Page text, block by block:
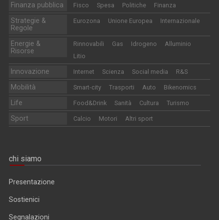
Finanza pubblica Fisco Spesa Politiche Finanza
Strategie &
Regole
Eurozona Unione Europea Internazionale
Energie &
Risorse
Rinnovabili Gas Idrogeno
Alluminio
Litio
Innovazione Internet Scienza Social media R&S
Mobilità Smart-city Trasporti Auto Bikenomics
Life Food&Drink Sanità Cultura Turismo
Sport Calcio Motori Altri sport
chi siamo
Presentazione
Sostienici
Segnalazioni